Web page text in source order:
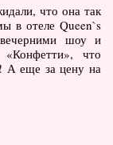
что она так
в отеле Queen`s
шоу и
что
А еще за цену на